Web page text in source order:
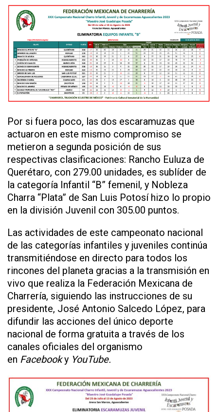
Por si fuera poco, las dos escaramuzas que
actuaron en este mismo compromiso se
metieron a segunda posición de sus
respectivas clasificaciones: Rancho Euluza de
Querétaro, con 279.00 unidades, es sublíder de
la categoría Infantil “B” femenil, y Nobleza
Charra “Plata” de San Luis Potosí hizo lo propio
en la división Juvenil con 305.00 puntos.
Las actividades de este campeonato nacional
de las categorías infantiles y juveniles continúa
transmitiéndose en directo para todos los
rincones del planeta gracias a la transmisión en
vivo que realiza la Federación Mexicana de
Charrería, siguiendo las instrucciones de su
presidente, José Antonio Salcedo López, para
difundir las acciones del único deporte
nacional de forma gratuita a través de los
canales oficiales del organismo
en Facebooky YouTube.